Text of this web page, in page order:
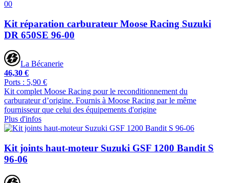
Kit réparation carburateur Moose Racing Suzuki
DR 650SE 96-00
La Bécanerie
46,30 €
Ports : 5,90 €
Kit complet Moose Racing pour le reconditionnement du
carburateur d’origine. Fournis à Moose Racing par le même
fournisseur que celui des équipements d'origine
Plus d'infos
Kit joints haut-moteur Suzuki GSF 1200 Bandit S
96-06